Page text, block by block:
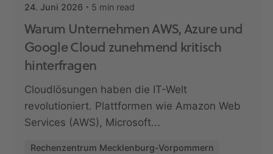
24. Juni 2026 5 min read
Warum Unternehmen AWS, Azure und
Google Cloud zunehmend kritisch
hinterfragen
Cloudlösungen haben die IT-Welt
revolutioniert. Plattformen wie Amazon Web
Services (AWS), Microsoft...
Rechenzentrum Mecklenburg-Vorpommern